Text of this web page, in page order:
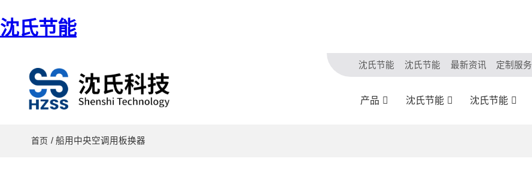
沈氏节能
沈氏节能 沈氏节能 最新资讯 定制服务
产品 沈氏节能 沈氏节能
首页 / 船用中央空调用板换器